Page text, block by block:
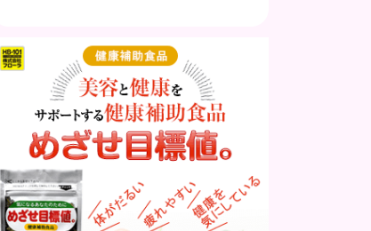
力を高め、荒れた肌を内側から修復す
る栄養素です。 ビタミンA：レバー、
人参、ほうれん草など レバー、人参、
ほうれん草などに含まれるビタミンA
は、肌のターンオーバーを正常化し、
肌荒れを素早く修復します。特にレバ
ーは吸収率の高いレチノールを含み、
即効性が期待でき...